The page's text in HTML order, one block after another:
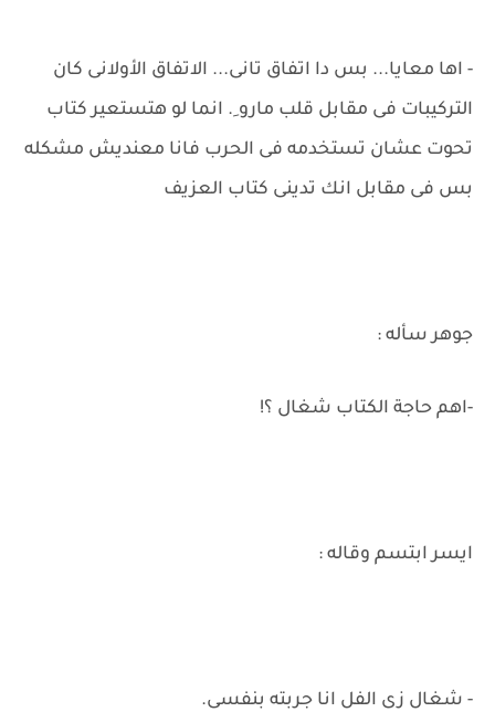
- اها معايا... بس دا اتفاق تانى... الاتفاق الأولانى كان
التركيبات فى مقابل قلب مارو ِ. انما لو هتستعير كتاب
تحوت عشان تستخدمه فى الحرب فانا معنديش مشكله
بس فى مقابل انك تدينى كتاب العزيف
جوهر سأله :
-اهم حاجة الكتاب شغال ؟!
ايسر ابتسم وقاله :
- شغال زى الفل انا جربته بنفسى.